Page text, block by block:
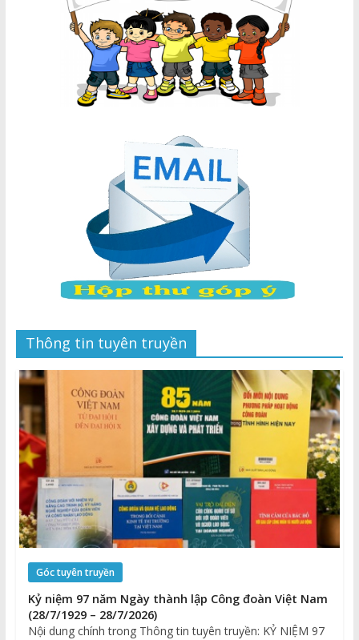
Thông tin tuyên truyền
Góc tuyên truyền
Kỷ niệm 97 năm Ngày thành lập Công đoàn Việt Nam
(28/7/1929 – 28/7/2026)
Nội dung chính trong Thông tin tuyên truyền: KỶ NIỆM 97